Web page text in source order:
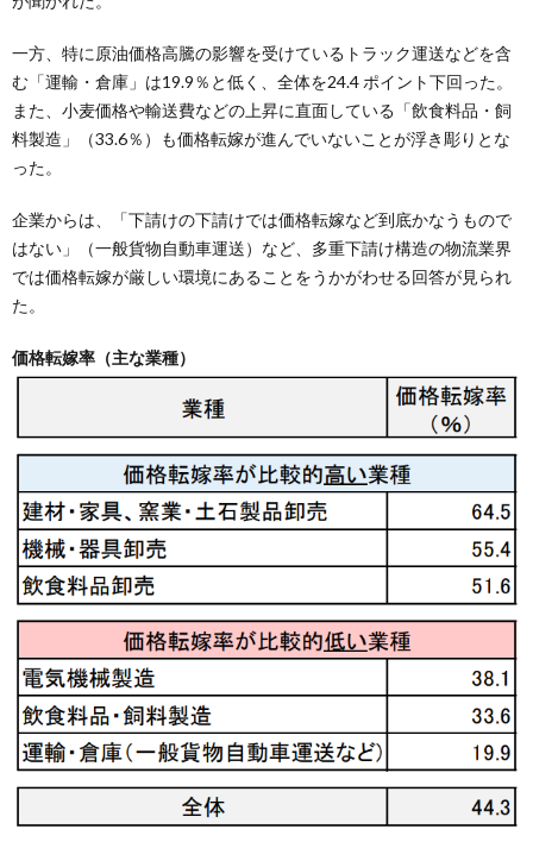
一方、特に原油価格高騰の影響を受けているトラック運送などを含
む「運輸・倉庫」は19.9％と低く、全体を24.4 ポイント下回った。
また、小麦価格や輸送費などの上昇に直面している「飲食料品・飼
料製造」（33.6％）も価格転嫁が進んでいないことが浮き彫りとな
った。
企業からは、「下請けの下請けでは価格転嫁など到底かなうもので
はない」（一般貨物自動車運送）など、多重下請け構造の物流業界
では価格転嫁が厳しい環境にあることをうかがわせる回答が見られ
た。
価格転嫁率（主な業種）